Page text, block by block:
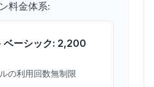
料金体系:
ベーシック: 2,200
の利用回数無制限